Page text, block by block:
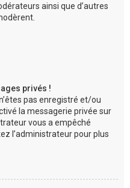
ainsi que d’autres
privés !
pas enregistré et/ou
la messagerie privée sur
vous a empêché
l’administrateur pour plus